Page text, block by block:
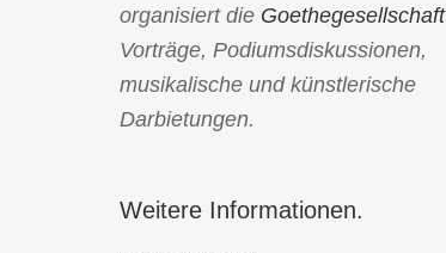
organisiert die Goethegesellschaft
Vorträge, Podiumsdiskussionen,
musikalische und künstlerische
Darbietungen.
Weitere Informationen.